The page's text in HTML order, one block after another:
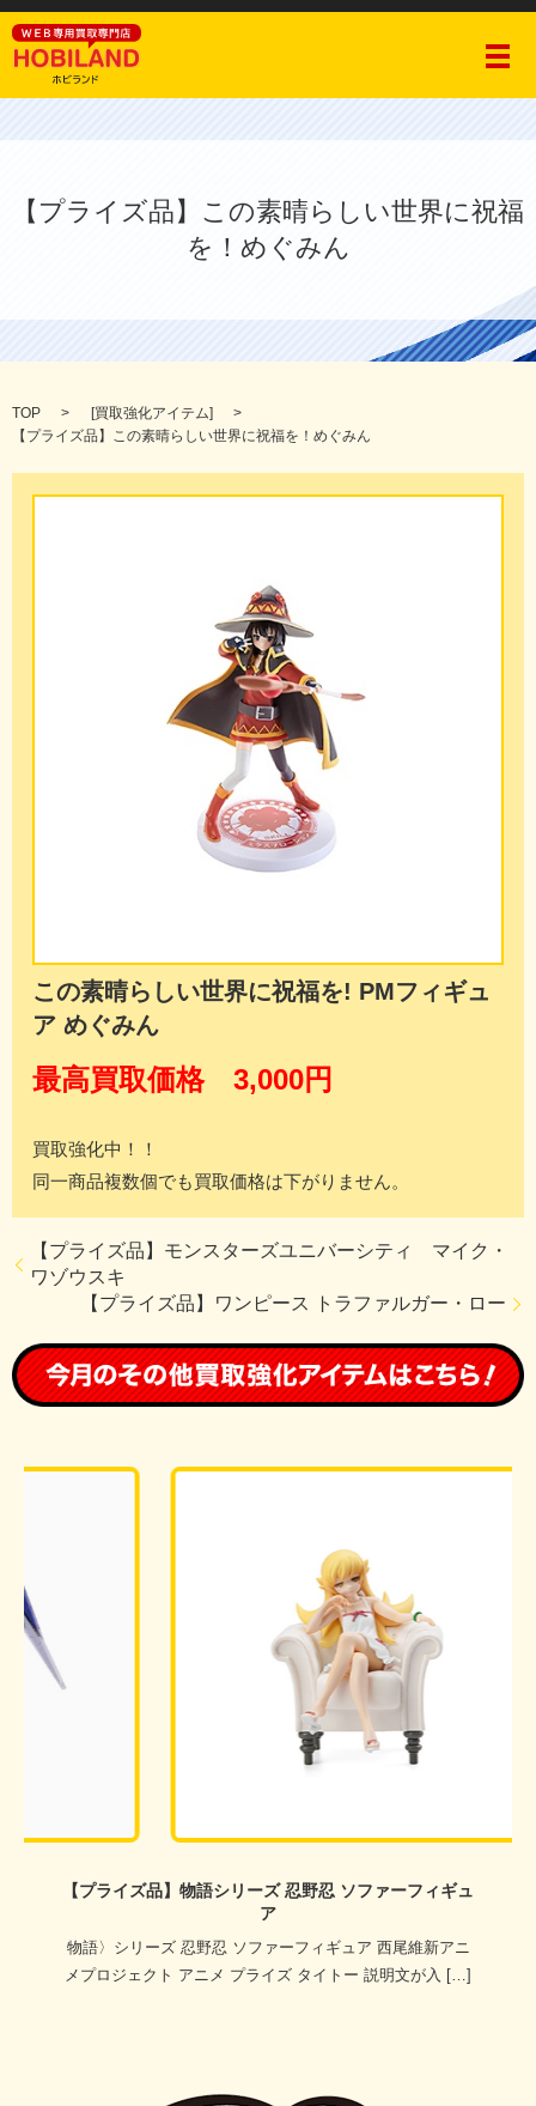
メ
【プライズ品】この素晴らしい世界に祝福
を！めぐみん
TOP [買取強化アイテム]
【プライズ品】この素晴らしい世界に祝福を！めぐみん
この素晴らしい世界に祝福を! PMフィギュ
ア めぐみん
最高買取価格 3,000円
買取強化中！！
同一商品複数個でも買取価格は下がりません。
【プライズ品】モンスターズユニバーシティ マイク・
ワゾウスキ
【プライズ品】ワンピース トラファルガー・ロー
【プライズ品】物語シリーズ 忍野忍 ソファーフィギュ
ア
物語〉シリーズ 忍野忍 ソファーフィギュア 西尾維新アニ
メプロジェクト アニメ プライズ タイトー 説明文が入 […]